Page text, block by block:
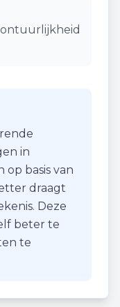
in
basis van
draagt
Deze
beter te
te